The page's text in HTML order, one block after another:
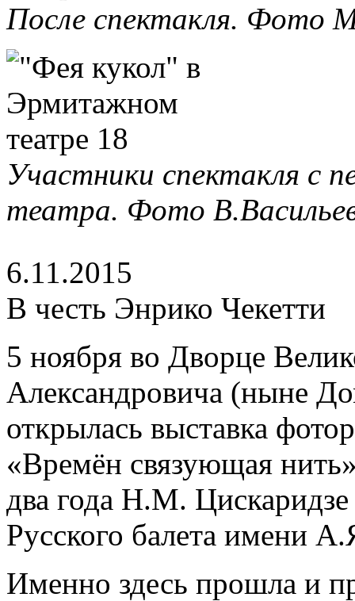
После спектакля. Фото
Участники спектакля с
театра. Фото
6.11.2015
В честь Энрико Чекетти
5 ноября во Дворце
Александровича (ныне
открылась выставка
«Времён связующая
два года Н.М.
Русского балета имени
Именно здесь прошла и